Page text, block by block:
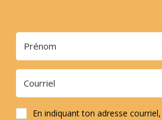
En indiquant ton adresse